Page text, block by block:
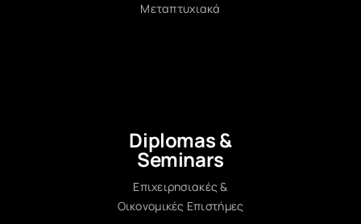
Μεταπτυχιακά
Diplomas &
Seminars
Επιχειρησιακές &
Οικονομικές Επιστήμες